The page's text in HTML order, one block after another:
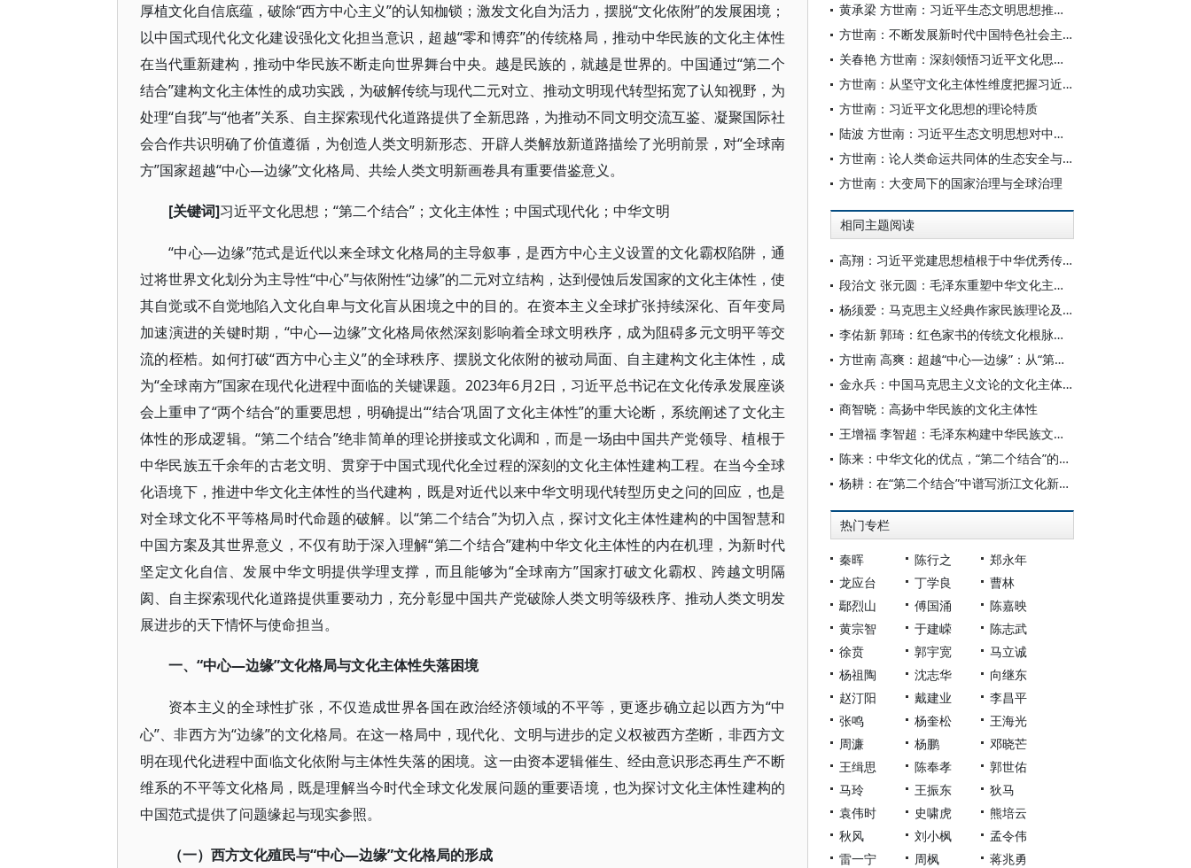
厚植文化自信底蕴，破除“西方中心主义”的认知枷锁；激发文化自为活力，摆脱“文化依附”的发展困境；
以中国式现代化文化建设强化文化担当意识，超越“零和博弈”的传统格局，推动中华民族的文化主体性
在当代重新建构，推动中华民族不断走向世界舞台中央。越是民族的，就越是世界的。中国通过“第二个
结合”建构文化主体性的成功实践，为破解传统与现代二元对立、推动文明现代转型拓宽了认知视野，为
处理“自我”与“他者”关系、自主探索现代化道路提供了全新思路，为推动不同文明交流互鉴、凝聚国际社
会合作共识明确了价值遵循，为创造人类文明新形态、开辟人类解放新道路描绘了光明前景，对“全球南
方”国家超越“中心—边缘”文化格局、共绘人类文明新画卷具有重要借鉴意义。
[关键词]习近平文化思想； “第二个结合”；文化主体性；中国式现代化；中华文明
“中心—边缘”范式是近代以来全球文化格局的主导叙事，是西方中心主义设置的文化霸权陷阱，通
过将世界文化划分为主导性“中心”与依附性“边缘”的二元对立结构，达到侵蚀后发国家的文化主体性，使
其自觉或不自觉地陷入文化自卑与文化盲从困境之中的目的。在资本主义全球扩张持续深化、百年变局
加速演进的关键时期，“中心—边缘”文化格局依然深刻影响着全球文明秩序，成为阻碍多元文明平等交
流的桎梏。如何打破“西方中心主义”的全球秩序、摆脱文化依附的被动局面、自主建构文化主体性，成
为“全球南方”国家在现代化进程中面临的关键课题。2023年6月2日，习近平总书记在文化传承发展座谈
会上重申了“两个结合”的重要思想，明确提出“‘结合’巩固了文化主体性”的重大论断，系统阐述了文化主
体性的形成逻辑。“第二个结合”绝非简单的理论拼接或文化调和，而是一场由中国共产党领导、植根于
中华民族五千余年的古老文明、贯穿于中国式现代化全过程的深刻的文化主体性建构工程。在当今全球
化语境下，推进中华文化主体性的当代建构，既是对近代以来中华文明现代转型历史之问的回应，也是
对全球文化不平等格局时代命题的破解。以“第二个结合”为切入点，探讨文化主体性建构的中国智慧和
中国方案及其世界意义，不仅有助于深入理解“第二个结合”建构中华文化主体性的内在机理，为新时代
坚定文化自信、发展中华文明提供学理支撑，而且能够为“全球南方”国家打破文化霸权、跨越文明隔
阂、自主探索现代化道路提供重要动力，充分彰显中国共产党破除人类文明等级秩序、推动人类文明发
展进步的天下情怀与使命担当。
一、 “中心—边缘”文化格局与文化主体性失落困境
资本主义的全球性扩张，不仅造成世界各国在政治经济领域的不平等，更逐步确立起以西方为“中
心”、非西方为“边缘”的文化格局。在这一格局中，现代化、文明与进步的定义权被西方垄断，非西方文
明在现代化进程中面临文化依附与主体性失落的困境。这一由资本逻辑催生、经由意识形态再生产不断
维系的不平等文化格局，既是理解当今时代全球文化发展问题的重要语境，也为探讨文化主体性建构的
中国范式提供了问题缘起与现实参照。
（一）西方文化殖民与“中心—边缘”文化格局的形成
黄承梁 方世南：习近平生态文明思想推动新质生产力发展的理论贡献和全球意义
方世南：不断发展新时代中国特色社会主义文化
关春艳 方世南：深刻领悟习近平文化思想的人类情怀
方世南：从坚守文化主体性维度把握习近平文化思想的理论贡献与实践要求
方世南：习近平文化思想的理论特质
陆波 方世南：习近平生态文明思想对中华优秀传统生态文化的创造性转化与创新性发展
方世南：论人类命运共同体的生态安全与生命安全辩证意蕴
方世南：大变局下的国家治理与全球治理
相同主题阅读
高翔：习近平党建思想植根于中华优秀传统文化
段治文 张元圆：毛泽东重塑中华文化主体性的时空场域、理论体系及重要启示
杨须爱：马克思主义经典作家民族理论及其在中国的创新发展
李佑新 郭琦：红色家书的传统文化根脉探寻
方世南 高爽：超越“中心—边缘”：从“第二个结合”看文化主体性建构的中国范式
金永兵：中国马克思主义文论的文化主体性
商智晓：高扬中华民族的文化主体性
王增福 李智超：毛泽东构建中华民族文化主体性的历史审思与时代启示
陈来：中华文化的优点，“第二个结合”的重点
杨耕：在“第二个结合”中谱写浙江文化新篇章
热门专栏
秦晖 陈行之
郑永年
龙应台
丁学良
曹林
鄢烈山
傅国涌
陈嘉映
黄宗智
于建嵘
陈志武
徐贲
郭宇宽
马立诚
杨祖陶
沈志华
向继东
赵汀阳
戴建业
李昌平
张鸣
杨奎松
王海光
周濂
杨鹏
邓晓芒
王缉思
陈奉孝
郭世佑
马玲
王振东
狄马
袁伟时
史啸虎
熊培云
秋风
刘小枫
孟令伟
雷一宁
周枫
蒋兆勇